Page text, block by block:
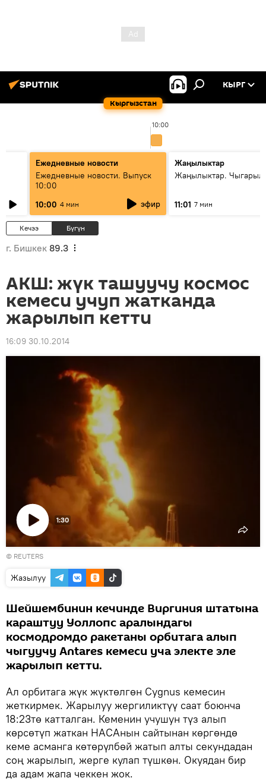
Кыргызстан
КЫРГ
10:00
Ежедневные новости
Ежедневные новости. Выпуск
10:00
10:00 4 мин эфир
Жаңылыктар
Жаңылыктар.
11:01 7 мин
Кечээ Бүгүн
г. Бишкек 89.3
АКШ: жүк ташуучу космос
кемеси учуп жатканда
жарылып кетти
16:09 30.10.2014
Видеону
көрсөтүү
1:30
© REUTERS
Жазылуу
Шейшембинин кечинде Виргиния штатына
караштуу Уоллопс аралындагы
космодромдо ракетаны орбитага алып
чыгуучу Antares кемеси уча электе эле
жарылып кетти.
Ал орбитага жүк жүктөлгөн Cygnus кемесин
жеткирмек. Жарылуу жергиликтүү саат боюнча
18:23тө катталган. Кеменин учушун түз алып
көрсөтүп жаткан НАСАнын сайтынан көргөндө
кеме асманга көтөрүлбөй жатып алты секундадан
соң жарылып, жерге кулап түшкөн. Окуядан бир
да адам жапа чеккен жок.